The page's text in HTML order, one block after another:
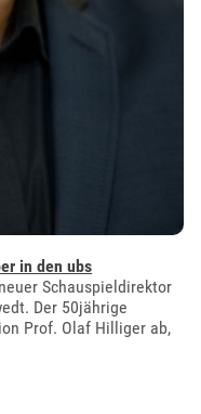
in den ubs
Schauspieldirektor
Der 50jährige
Prof. Olaf Hilliger ab,